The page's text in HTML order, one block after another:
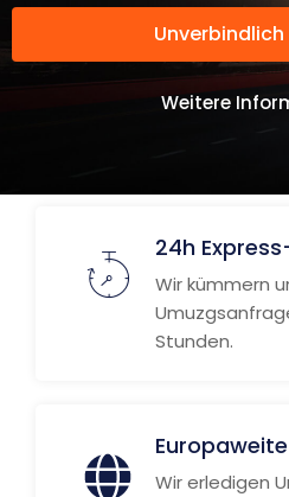
Weitere
24h
Wir kümmern
Stunden.
Wir erledigen